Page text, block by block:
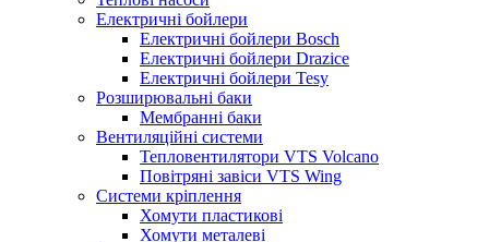
Електричні бойлери
Електричні бойлери Bosch
Електричні бойлери Drazice
Електричні бойлери Tesy
Розширювальні баки
Мембранні баки
Вентиляційні системи
Тепловентилятори VTS Volcano
Повітряні завіси VTS Wing
Системи кріплення
Хомути пластикові
Хомути металеві